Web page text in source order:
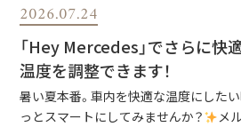
2026.07.24
「Hey Mercedes」でさらに快
温度を調整できます！
暑い夏本番。車内を快適な温度にした
っとスマートにしてみませんか？
メ